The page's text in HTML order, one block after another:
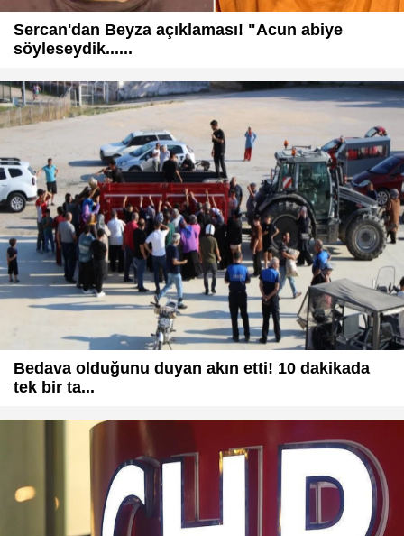
Sercan'dan Beyza açıklaması! "Acun abiye
söyleseydik......
Bedava olduğunu duyan akın etti! 10 dakikada
tek bir ta...